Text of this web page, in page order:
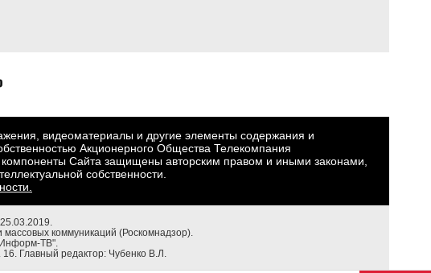
видеоматериалы и другие элементы содержания и
Акционерного Общества Телекомпания
Сайта защищены авторским правом и иными законами,
собственности.
коммуникаций (Роскомнадзор).
ТВ".
Главный редактор: Чубенко В.Л.